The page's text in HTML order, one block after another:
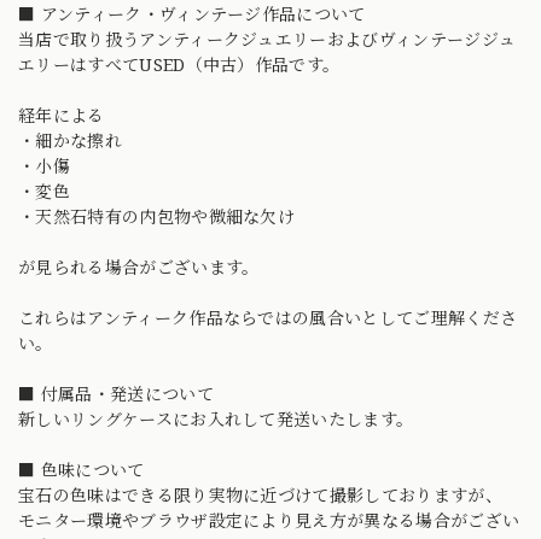
■ アンティーク・ヴィンテージ作品について
当店で取り扱うアンティークジュエリーおよびヴィンテージジュ
エリーはすべてUSED（中古）作品です。
経年による
・細かな擦れ
・小傷
・変色
・天然石特有の内包物や微細な欠け
が見られる場合がございます。
これらはアンティーク作品ならではの風合いとしてご理解くださ
い。
■ 付属品・発送について
新しいリングケースにお入れして発送いたします。
■ 色味について
宝石の色味はできる限り実物に近づけて撮影しておりますが、
モニター環境やブラウザ設定により見え方が異なる場合がござい